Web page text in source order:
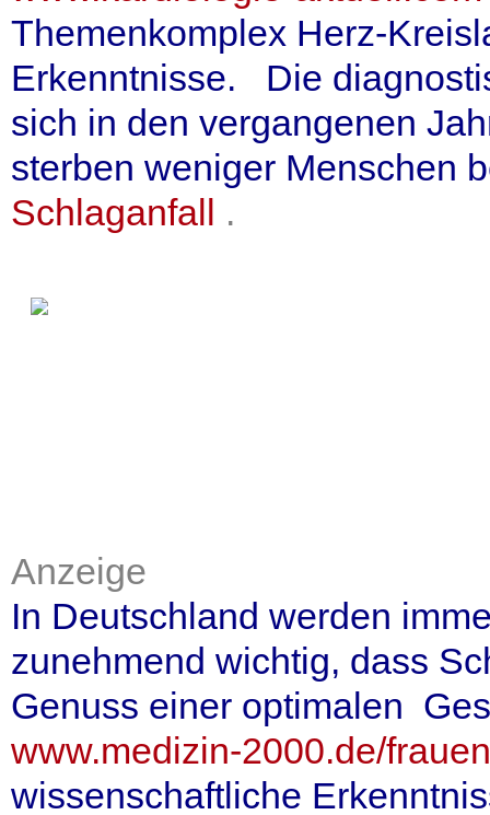
Themenkomplex Herz-
Erkenntnisse. Die
sich in den vergangenen
sterben weniger Menschen
Schlaganfall .
Anzeige
In Deutschland werden
zunehmend wichtig, dass
Genuss einer optimalen
www.medizin-2000.de/
wissenschaftliche